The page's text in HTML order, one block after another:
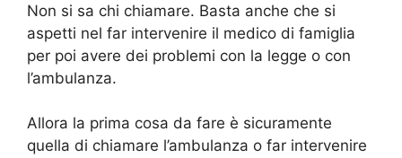
Non si sa chi chiamare. Basta anche che si
aspetti nel far intervenire il medico di famiglia
per poi avere dei problemi con la legge o con
l’ambulanza.
Allora la prima cosa da fare è sicuramente
quella di chiamare l’ambulanza o far intervenire